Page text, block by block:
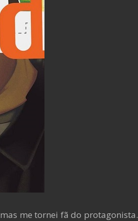
me tornei fã do protagonista.